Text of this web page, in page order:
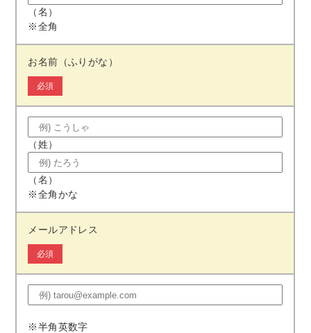
（名）
※全角
お名前（ふりがな）
必須
（姓）
（名）
※全角かな
メールアドレス
必須
※半角英数字